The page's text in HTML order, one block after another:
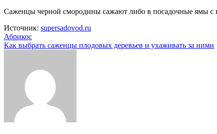
Саженцы черной смородины сажают либо в посадочные ямы с
Источник: supersadovod.ru
Навигация
по
Абрикос
Как выбрать саженцы плодовых деревьев и ухаживать за ними